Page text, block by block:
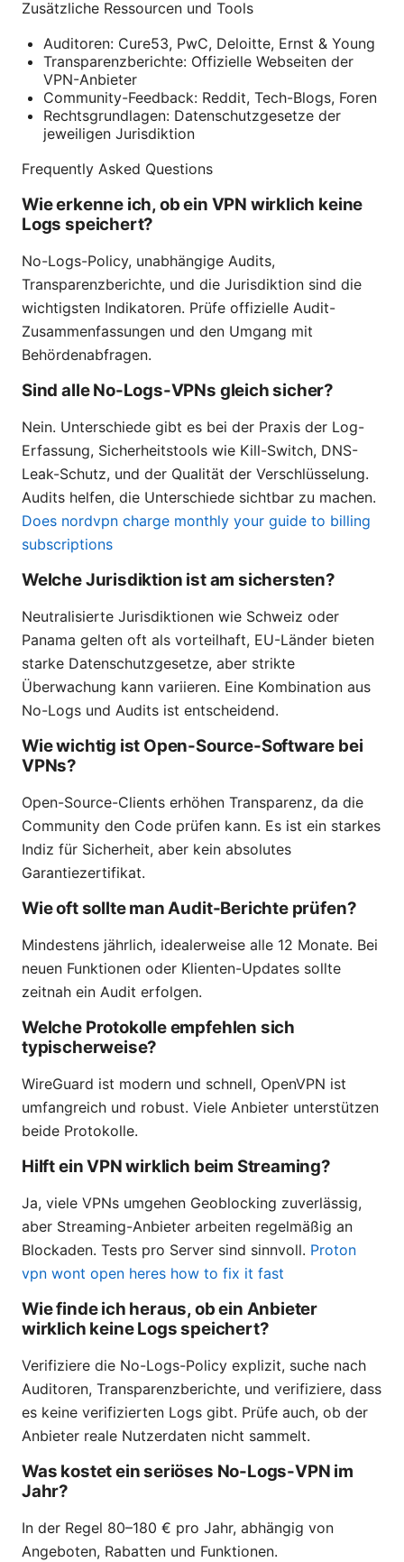
Zusätzliche Ressourcen und Tools
Auditoren: Cure53, PwC, Deloitte, Ernst & Young
Transparenzberichte: Offizielle Webseiten der
VPN-Anbieter
Community-Feedback: Reddit, Tech-Blogs, Foren
Rechtsgrundlagen: Datenschutzgesetze der
jeweiligen Jurisdiktion
Frequently Asked Questions
Wie erkenne ich, ob ein VPN wirklich keine
Logs speichert?
No-Logs-Policy, unabhängige Audits,
Transparenzberichte, und die Jurisdiktion sind die
wichtigsten Indikatoren. Prüfe offizielle Audit-
Zusammenfassungen und den Umgang mit
Behördenabfragen.
Sind alle No-Logs-VPNs gleich sicher?
Nein. Unterschiede gibt es bei der Praxis der Log-
Erfassung, Sicherheitstools wie Kill-Switch, DNS-
Leak-Schutz, und der Qualität der Verschlüsselung.
Audits helfen, die Unterschiede sichtbar zu machen.
Does nordvpn charge monthly your guide to billing
subscriptions
Welche Jurisdiktion ist am sichersten?
Neutralisierte Jurisdiktionen wie Schweiz oder
Panama gelten oft als vorteilhaft, EU-Länder bieten
starke Datenschutzgesetze, aber strikte
Überwachung kann variieren. Eine Kombination aus
No-Logs und Audits ist entscheidend.
Wie wichtig ist Open-Source-Software bei
VPNs?
Open-Source-Clients erhöhen Transparenz, da die
Community den Code prüfen kann. Es ist ein starkes
Indiz für Sicherheit, aber kein absolutes
Garantiezertifikat.
Wie oft sollte man Audit-Berichte prüfen?
Mindestens jährlich, idealerweise alle 12 Monate. Bei
neuen Funktionen oder Klienten-Updates sollte
zeitnah ein Audit erfolgen.
Welche Protokolle empfehlen sich
typischerweise?
WireGuard ist modern und schnell, OpenVPN ist
umfangreich und robust. Viele Anbieter unterstützen
beide Protokolle.
Hilft ein VPN wirklich beim Streaming?
Ja, viele VPNs umgehen Geoblocking zuverlässig,
aber Streaming-Anbieter arbeiten regelmäßig an
Blockaden. Tests pro Server sind sinnvoll. Proton
vpn wont open heres how to fix it fast
Wie finde ich heraus, ob ein Anbieter
wirklich keine Logs speichert?
Verifiziere die No-Logs-Policy explizit, suche nach
Auditoren, Transparenzberichte, und verifiziere, dass
es keine verifizierten Logs gibt. Prüfe auch, ob der
Anbieter reale Nutzerdaten nicht sammelt.
Was kostet ein seriöses No-Logs-VPN im
Jahr?
In der Regel 80–180 € pro Jahr, abhängig von
Angeboten, Rabatten und Funktionen.